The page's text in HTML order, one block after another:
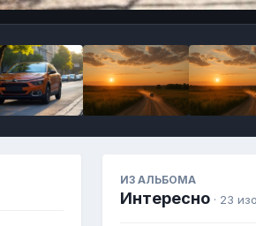
ИЗ АЛЬБОМА
Интересно · 23